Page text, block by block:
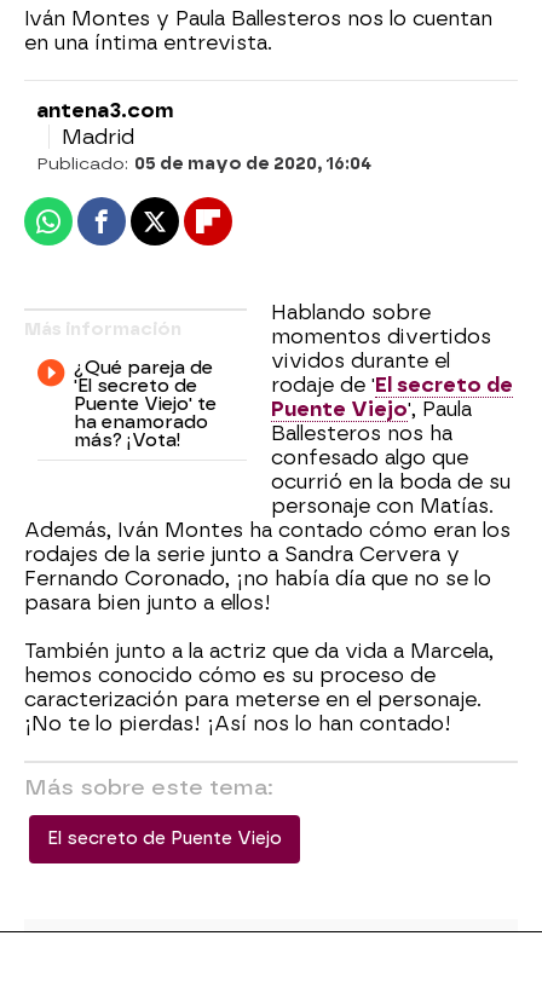
Iván Montes y Paula Ballesteros nos lo cuentan
en una íntima entrevista.
antena3.com
Madrid
Publicado: 05 de mayo de 2020, 16:04
WhatsappFacebook
X Flipboard
Más información
¿Qué pareja de
'El secreto de
Puente Viejo' te
ha enamorado
más? ¡Vota!
Hablando sobre
momentos divertidos
vividos durante el
rodaje de 'El secreto de
Puente Viejo', Paula
Ballesteros nos ha
confesado algo que
ocurrió en la boda de su
personaje con Matías.
Además, Iván Montes ha contado cómo eran los
rodajes de la serie junto a Sandra Cervera y
Fernando Coronado, ¡no había día que no se lo
pasara bien junto a ellos!
También junto a la actriz que da vida a Marcela,
hemos conocido cómo es su proceso de
caracterización para meterse en el personaje.
¡No te lo pierdas! ¡Así nos lo han contado!
Más sobre este tema:
El secreto de Puente Viejo